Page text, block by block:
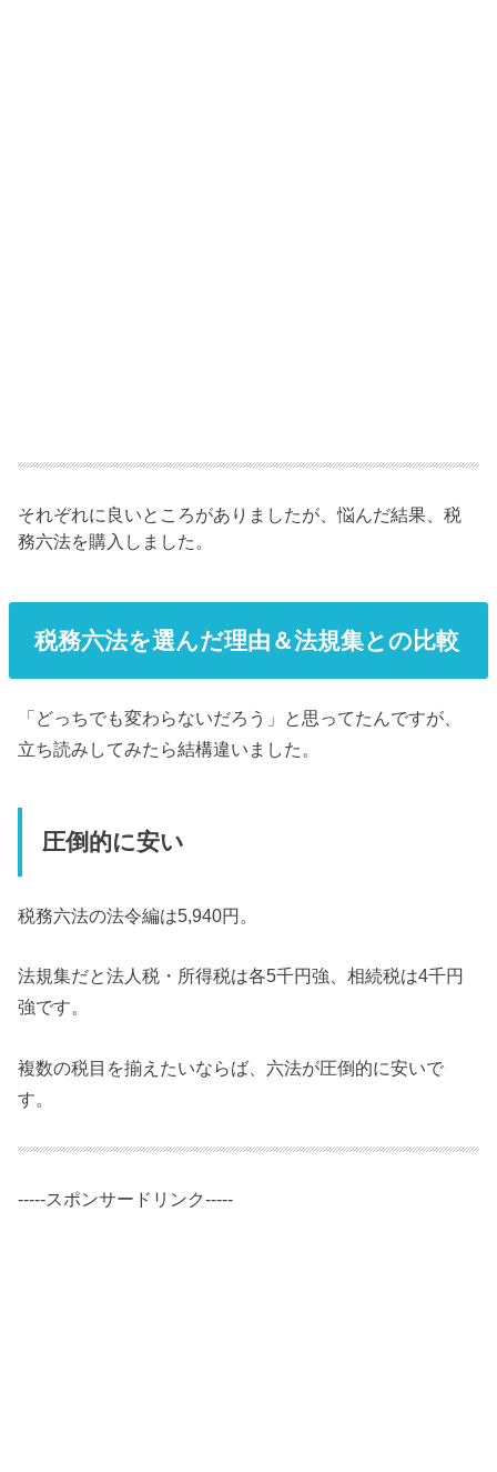
それぞれに良いところがありましたが、悩んだ結果、税
務六法を購入しました。
税務六法を選んだ理由＆法規集との比較
「どっちでも変わらないだろう」と思ってたんですが、
立ち読みしてみたら結構違いました。
圧倒的に安い
税務六法の法令編は5,940円。
法規集だと法人税・所得税は各5千円強、相続税は4千円
強です。
複数の税目を揃えたいならば、六法が圧倒的に安いで
す。
-----スポンサードリンク-----